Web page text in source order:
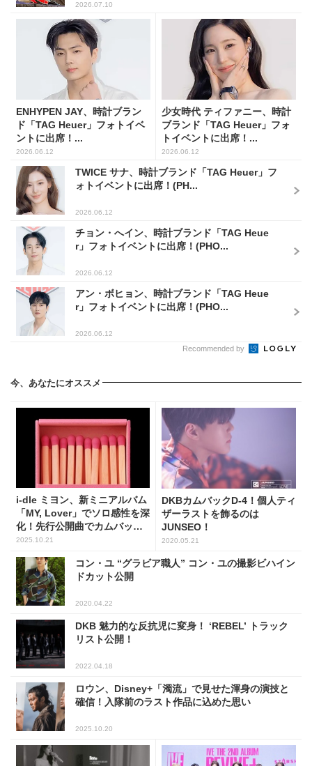
2026.07.10
ENHYPEN JAY、時計ブラン
ド「TAG Heuer」フォトイベ
ントに出席！...
2026.06.12
少女時代 ティファニー、時計
ブランド「TAG Heuer」フォ
トイベントに出席！...
2026.06.12
TWICE サナ、時計ブランド「TAG Heuer」フ
ォトイベントに出席！(PH...
2026.06.12
チョン・へイン、時計ブランド「TAG Heue
r」フォトイベントに出席！(PHO...
2026.06.12
アン・ボヒョン、時計ブランド「TAG Heue
r」フォトイベントに出席！(PHO...
2026.06.12
Recommended by
今、あなたにオススメ
i-dle ミヨン、新ミニアルバム
「MY, Lover」でソロ感性を深
化！先行公開曲でカムバック
始動
2025.10.21
DKBカムバックD-4！個人ティ
ザーラストを飾るのは
JUNSEO！
2020.05.21
コン・ユ “グラビア職人” コン・ユの撮影ビハイン
ドカット公開
2020.04.22
DKB 魅力的な反抗児に変身！ ‘REBEL’ トラック
リスト公開！
2022.04.18
ロウン、Disney+「濁流」で見せた渾身の演技と
確信！入隊前のラスト作品に込めた思い
2025.10.20